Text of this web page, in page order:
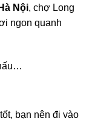
Nội, chợ Long
ngon quanh
bạn nên đi vào